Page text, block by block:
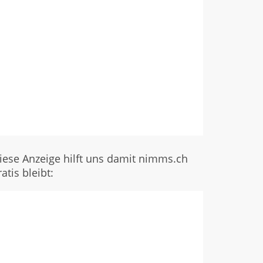
Anzeige hilft uns damit nimms.ch
bleibt: